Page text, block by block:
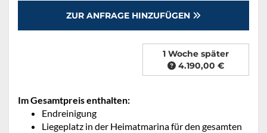
ZUR ANFRAGE HINZUFÜGEN
1 Woche später
4.190,00 €
Im Gesamtpreis enthalten:
Endreinigung
Liegeplatz in der Heimatmarina für den gesamten